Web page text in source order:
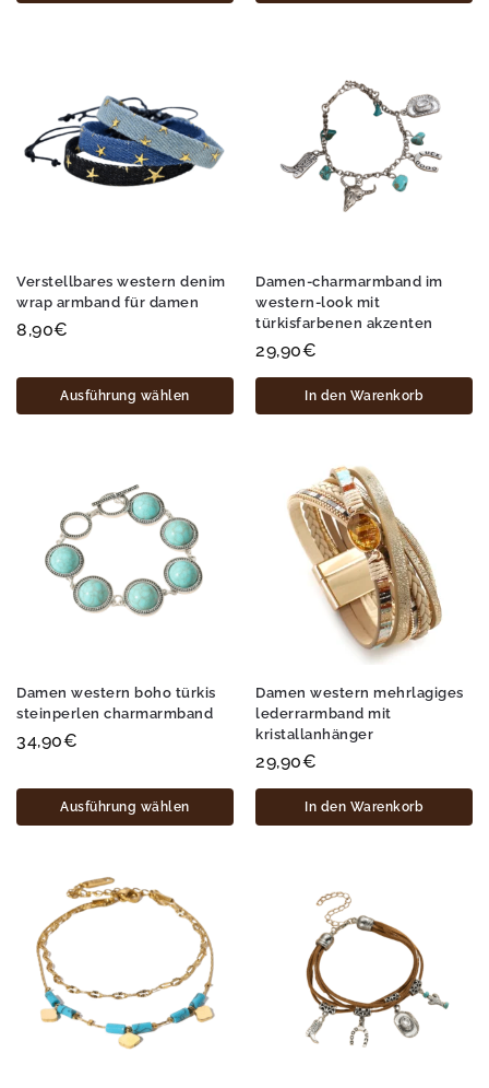
Verstellbares western denim
wrap armband für damen
8,90€
Ausführung wählen
Damen-charmarmband im
western-look mit
türkisfarbenen akzenten
29,90€
In den Warenkorb
Damen western boho türkis
steinperlen charmarmband
34,90€
Ausführung wählen
Damen western mehrlagiges
lederrarmband mit
kristallanhänger
29,90€
In den Warenkorb